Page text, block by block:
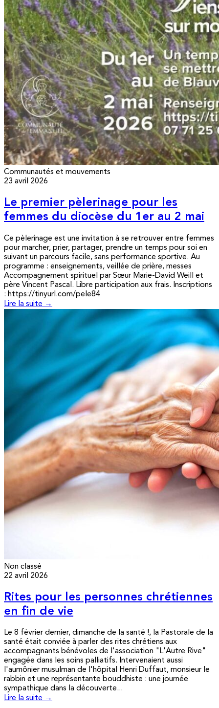
Communautés et mouvements
23 avril 2026
Le premier pèlerinage pour les
femmes du diocèse du 1er au 2 mai
Ce pèlerinage est une invitation à se retrouver entre femmes
pour marcher, prier, partager, prendre un temps pour soi en
suivant un parcours facile, sans performance sportive. Au
programme : enseignements, veillée de prière, messes
Accompagnement spirituel par Sœur Marie-David Weill et
père Vincent Pascal. Libre participation aux frais. Inscriptions
: https://tinyurl.com/pele84
Lire la suite →
Non classé
22 avril 2026
Rites pour les personnes chrétiennes
en fin de vie
Le 8 février dernier, dimanche de la santé !, la Pastorale de la
santé était conviée à parler des rites chrétiens aux
accompagnants bénévoles de l'association "L'Autre Rive"
engagée dans les soins palliatifs. Intervenaient aussi
l'aumônier musulman de l'hôpital Henri Duffaut, monsieur le
rabbin et une représentante bouddhiste : une journée
sympathique dans la découverte...
Lire la suite →